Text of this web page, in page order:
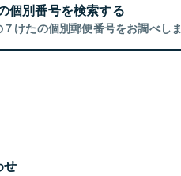
個別番号を検索する
けたの個別郵便番号をお調べしま
せ